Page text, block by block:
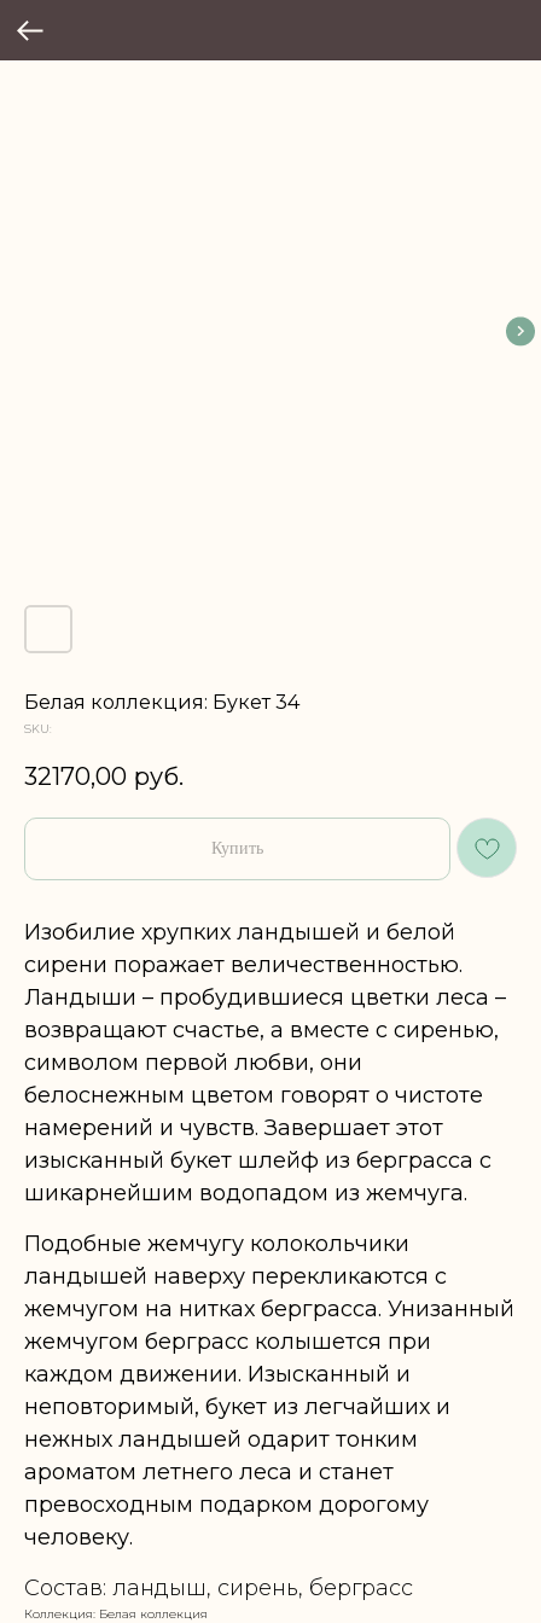
Белая коллекция: Букет 34
SKU:
32170,00 руб.
Купить
Изобилие хрупких ландышей и белой
сирени поражает величественностью.
Ландыши – пробудившиеся цветки леса –
возвращают счастье, а вместе с сиренью,
символом первой любви, они
белоснежным цветом говорят о чистоте
намерений и чувств. Завершает этот
изысканный букет шлейф из берграсса с
шикарнейшим водопадом из жемчуга.
Подобные жемчугу колокольчики
ландышей наверху перекликаются с
жемчугом на нитках берграсса. Унизанный
жемчугом берграсс колышется при
каждом движении. Изысканный и
неповторимый, букет из легчайших и
нежных ландышей одарит тонким
ароматом летнего леса и станет
превосходным подарком дорогому
человеку.
Состав: ландыш, сирень, берграсс
Коллекция: Белая коллекция